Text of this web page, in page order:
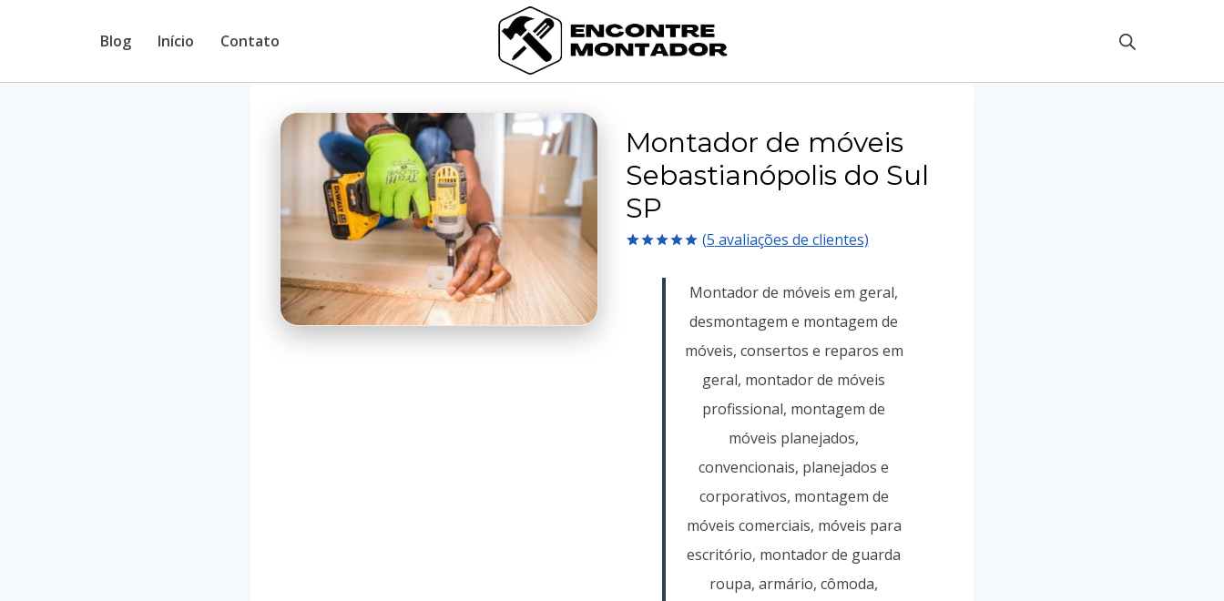
Blog Início Contato
Montador de móveis
Sebastianópolis do Sul
SP
como5.00
(5 avaliações de clientes)
Montador de móveis em geral,
desmontagem e montagem de
móveis, consertos e reparos em
geral, montador de móveis
profissional, montagem de
móveis planejados,
convencionais, planejados e
corporativos, montagem de
móveis comerciais, móveis para
escritório, montador de guarda
roupa, armário, cômoda,